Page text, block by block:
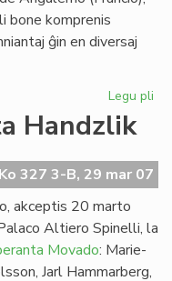
bone komprenis
ĝin en diversaj
Legu pli
Handzlik
327 3-B, 29 mar 07
akceptis 20 marto
Altiero Spinelli, la
Movado: Marie-
Jarl Hammarberg,